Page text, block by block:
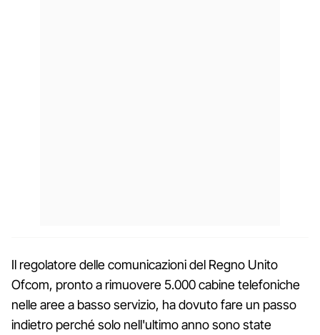
Il regolatore delle comunicazioni del Regno Unito
Ofcom, pronto a rimuovere 5.000 cabine telefoniche
nelle aree a basso servizio, ha dovuto fare un passo
indietro perché solo nell'ultimo anno sono state